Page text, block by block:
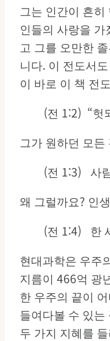
그는 인간이 흔
인들의 사랑을
고 그를 오만한
니다. 이 전도서
이 바로 이 책 전
(전 1:2) “헛
그가 원하던 모
(전 1:3) 사
왜 그럴까요? 인
(전 1:4) 한
현대과학은 우주
지름이 466억 광
한 우주의 끝이
들여다볼 수 있
두 가지 지혜를